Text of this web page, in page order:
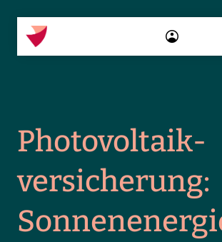
Photo­voltaik­
versiche­rung: